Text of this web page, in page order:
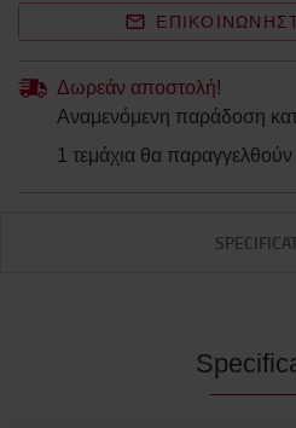
Δωρεάν αποστολή!
Αναμενόμενη παράδοση
1 τεμάχια θα